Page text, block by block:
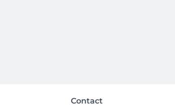
Contact